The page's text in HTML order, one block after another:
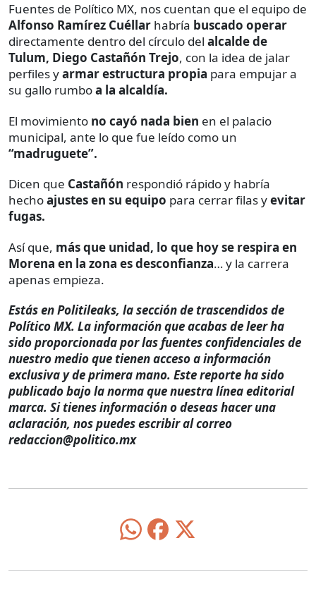
Fuentes de Político MX, nos cuentan que el equipo de
Alfonso Ramírez Cuéllar habría buscado operar
directamente dentro del círculo del alcalde de
Tulum, Diego Castañón Trejo, con la idea de jalar
perfiles yarmar estructura propia para empujar a
su gallo rumboa la alcaldía.
El movimiento no cayó nada bien en el palacio
municipal, ante lo que fue leído como un
“madruguete”.
Dicen que Castañón respondió rápido y habría
hechoajustes en su equipo para cerrar filas yevitar
fugas.
Así que, más que unidad, lo que hoy se respira en
Morena en la zona es desconfianza… y la carrera
apenas empieza.
Estás en Politileaks, la sección de trascendidos de
Político MX. La información que acabas de leer ha
sido proporcionada por las fuentes confidenciales de
nuestro medio que tienen acceso a información
exclusiva y de primera mano. Este reporte ha sido
publicado bajo la norma que nuestra línea editorial
marca. Si tienes información o deseas hacer una
aclaración, nos puedes escribir al correo
redaccion@politico.mx